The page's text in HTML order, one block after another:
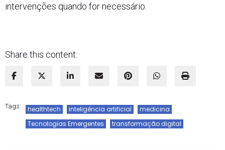
intervenções quando for necessário.
Share this content:
Tags: healthtech inteligência artificial
medicina
Tecnologias Emergentes
transformação digital